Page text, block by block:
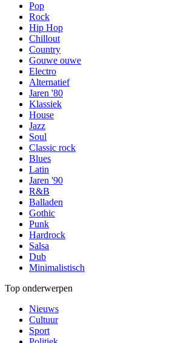
Pop
Rock
Hip Hop
Chillout
Country
Gouwe ouwe
Electro
Alternatief
Jaren '80
Klassiek
House
Jazz
Soul
Classic rock
Blues
Latin
Jaren '90
R&B
Balladen
Gothic
Punk
Hardrock
Salsa
Dub
Minimalistisch
Top onderwerpen
Nieuws
Cultuur
Sport